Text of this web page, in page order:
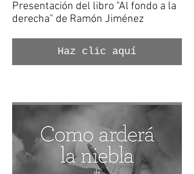
Presentación del libro "Al fondo a la
derecha" de Ramón Jiménez
Haz clic aquí